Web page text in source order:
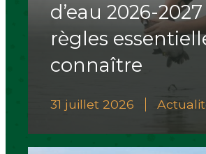
d’eau 2026-2027
règles
connaître
31 juillet 2026